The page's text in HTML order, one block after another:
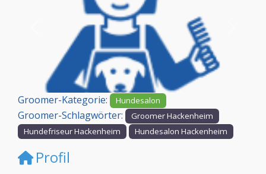
Vorheriges
Groomer-Kategorie: Hundesalon
Groomer-Schlagwörter:
Groomer Hackenheim
Hundefriseur Hackenheim
Hundesalon Hackenheim
Profil